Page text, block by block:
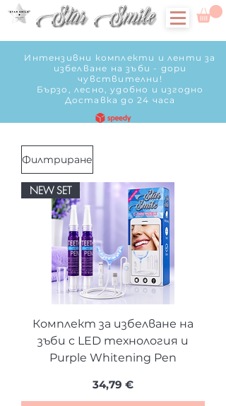
Интензивни комплекти и ленти за
избелване на зъби - дори
чувствителни!
Бързо, лесно, удобно и изгодно
Доставка до 24 часа
Филтриране
NEW SET
Комплект за избелване на
зъби с LED технология и
Purple Whitening Pen
Цена
34,79 €